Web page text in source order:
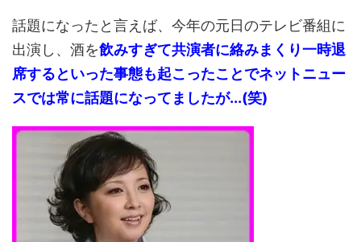
話題になったと言えば、今年の元日のテレビ番組に
出演し、酒を飲みすぎて共演者に絡みまくり一時退
席するといった事態も起こったことでネットニュー
スでは常に話題になってましたが...(笑)